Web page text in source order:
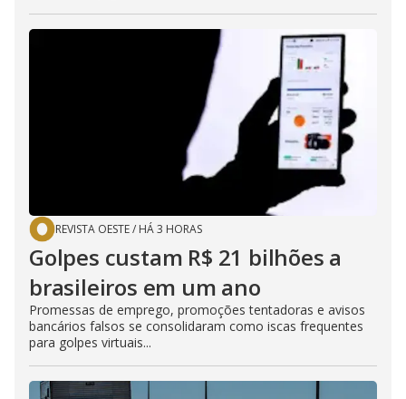
REVISTA OESTE/ HÁ 3 HORAS
Golpes custam R$ 21 bilhões a
brasileiros em um ano
Promessas de emprego, promoções tentadoras e avisos
bancários falsos se consolidaram como iscas frequentes
para golpes virtuais...